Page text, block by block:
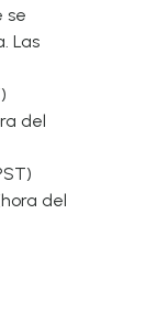
se
Las
del
del